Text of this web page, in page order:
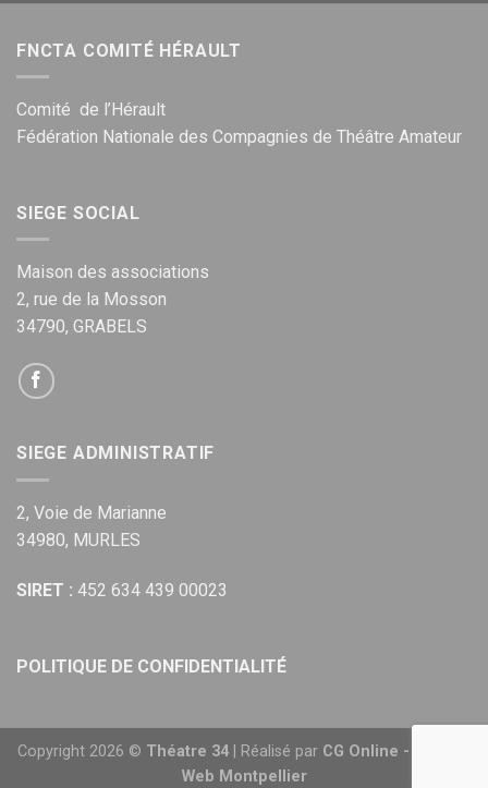
FNCTA COMITÉ HÉRAULT
Comité de l’Hérault
Fédération Nationale des Compagnies de Théâtre Amateur
SIEGE SOCIAL
Maison des associations
2, rue de la Mosson
34790, GRABELS
SIEGE ADMINISTRATIF
2, Voie de Marianne
34980, MURLES
SIRET : 452 634 439 00023
POLITIQUE DE CONFIDENTIALITÉ
Copyright 2026 © Théatre 34| Réalisé par CG Online - Agence
Web Montpellier